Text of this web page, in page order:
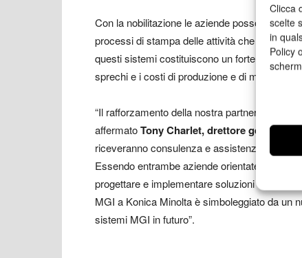
Clicca
scelte
in
Policy
Con la nobilitazione le aziende possono
processi di stampa delle attività che prima
questi sistemi costituiscono un forte
sprechi e i costi di produzione e di
“Il rafforzamento della nostra partnership è
affermatoTony Charlet, drettore generale
riceveranno consulenza e assistenza su tutti
Essendo entrambe aziende orientate al
progettare e implementare soluzioni di
MGI a Konica Minolta è simboleggiato da un
sistemi MGI in futuro”.